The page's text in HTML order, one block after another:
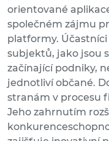
orientované
společném zájmu
platformy.
subjektů, jako jsou
začínající podniky,
jednotliví občané.
stranám v procesu
Jeho zahrnutím